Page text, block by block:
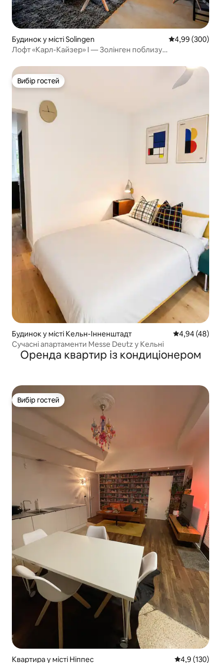
Будинок у місті Solingen Середня
4,99 (300)
Лофт «Карл-Кайзер» I — Золінген поблизу
Вибір гостей
Вибір гостей
Будинок у місті Кельн-Інненштадт Середня
4,94 (48)
Сучасні апартаменти Messe Deutz у Кельні
Оренда квартир із кондиціонером
Вибір гостей
Вибір гостей
Квартира у місті Ніппес Середня
4,9 (130)